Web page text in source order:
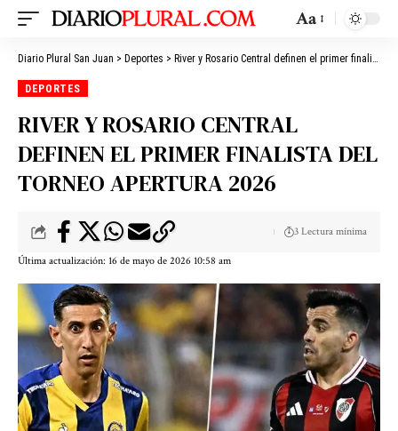
Aa
Diario Plural San Juan > Deportes > River y Rosario Central definen el primer finalista del Torneo Apertura 2026
DEPORTES
RIVER Y ROSARIO CENTRAL
DEFINEN EL PRIMER FINALISTA DEL
TORNEO APERTURA 2026
Última actualización: 16 de mayo de 2026 10:58 am
3 Lectura mínima